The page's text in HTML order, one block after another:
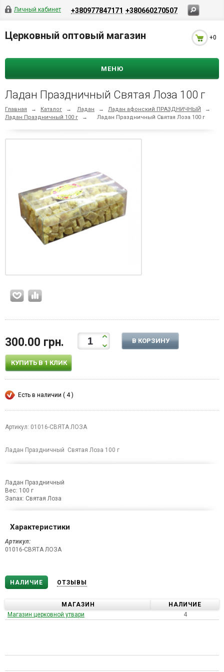
Личный кабинет +380977847171 +380660270507
Церковный оптовый магазин +0
МЕНЮ
Ладан Праздничный Святая Лоза 100 г
Главная → Каталог → Ладан → Ладан афонский ПРАЗДНИЧНЫЙ
→
Ладан Праздничный 100 г
→ Ладан Праздничный Святая Лоза 100 г
300.00 грн. В КОРЗИНУ
КУПИТЬ В 1 КЛИК
Есть в наличии ( 4 )
Артикул: 01016-СВЯТА ЛОЗА
Ладан Праздничный Святая Лоза 100 г
Ладан Праздничный
Вес: 100 г
Запах: Святая Лоза
Характеристики
Артикул:
01016-СВЯТА ЛОЗА
НАЛИЧИЕ ОТЗЫВЫ
МАГАЗИН
НАЛИЧИЕ
Магазин церковной утвари
4